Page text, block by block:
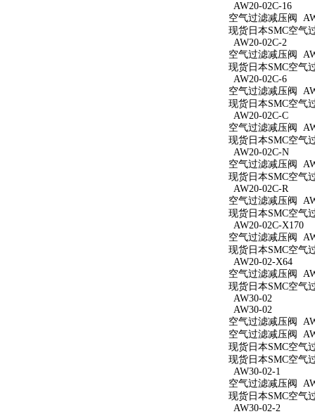
AW20-02C-16
空气过滤减压阀
现货日本SMC空气
AW20-02C-2
空气过滤减压阀
现货日本SMC空气
AW20-02C-6
空气过滤减压阀
现货日本SMC空气
AW20-02C-C
空气过滤减压阀
现货日本SMC空气
AW20-02C-N
空气过滤减压阀
现货日本SMC空气
AW20-02C-R
空气过滤减压阀
现货日本SMC空气
AW20-02C-X170
空气过滤减压阀
现货日本SMC空气
AW20-02-X64
空气过滤减压阀
现货日本SMC空气
AW30-02
AW30-02
空气过滤减压阀
空气过滤减压阀
现货日本SMC空气
现货日本SMC空气
AW30-02-1
空气过滤减压阀
现货日本SMC空气
AW30-02-2